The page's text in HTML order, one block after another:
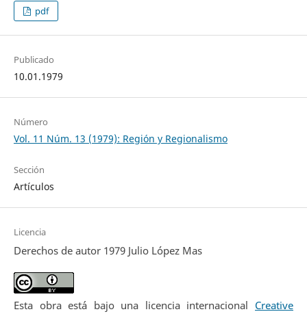
pdf
Publicado
10.01.1979
Número
Vol. 11 Núm. 13 (1979): Región y Regionalismo
Sección
Artículos
Licencia
Derechos de autor 1979 Julio López Mas
Esta obra está bajo una licencia internacional Creative